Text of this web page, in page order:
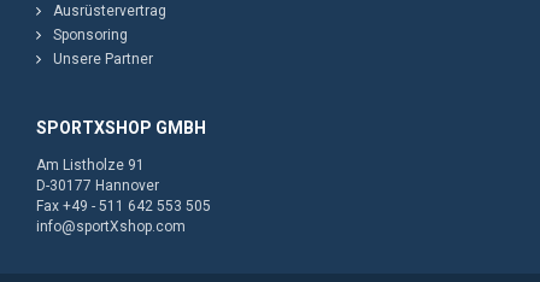
Ausrüstervertrag
Sponsoring
Unsere Partner
SPORTXSHOP GMBH
Am Listholze 91
D-30177 Hannover
Fax +49 - 511 642 553 505
info@sportXshop.com